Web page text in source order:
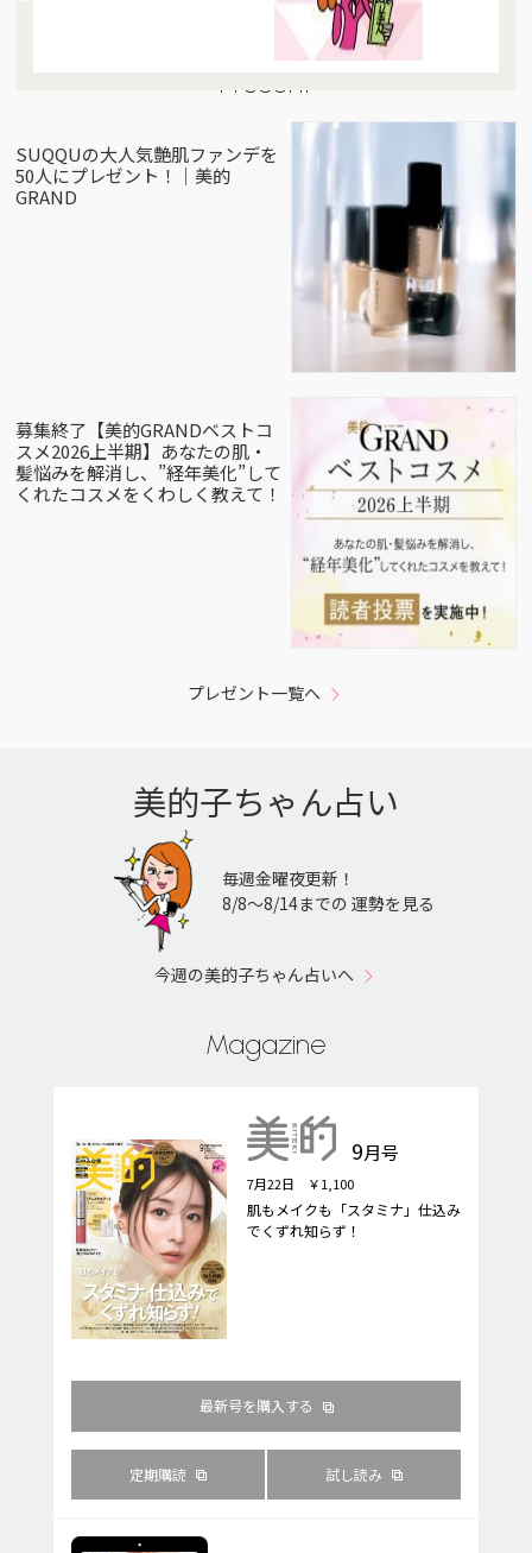
Present
SUQQUの大人気艶肌ファンデを
50人にプレゼント！｜美的
GRAND
募集終了【美的GRANDベストコ
スメ2026上半期】あなたの肌・
髪悩みを解消し、”経年美化”して
くれたコスメをくわしく教えて！
プレゼント一覧へ
美的子ちゃん占い
毎週金曜夜更新！
8/8〜8/14までの 運勢を見る
今週の美的子ちゃん占いへ
Magazine
9月号
7月22日 ￥1,100
肌もメイクも「スタミナ」仕込み
でくずれ知らず！
最新号を購入する
定期購読 試し読み